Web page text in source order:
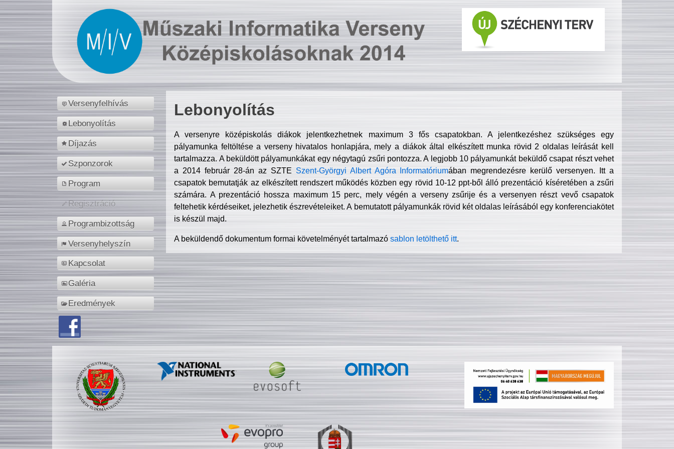
Versenyfelhívás
Lebonyolítás
Díjazás
Szponzorok
Program
Regisztráció
Programbizottság
Versenyhelyszín
Kapcsolat
Galéria
Eredmények
Lebonyolítás
A versenyre középiskolás diákok jelentkezhetnek maximum 3 fős csapatokban. A jelentkezéshez szükséges egy
pályamunka feltöltése a verseny hivatalos honlapjára, mely a diákok által elkészített munka rövid 2 oldalas leírását kell
tartalmazza. A beküldött pályamunkákat egy négytagú zsűri pontozza. A legjobb 10 pályamunkát beküldő csapat részt vehet
a 2014 február 28-án az SZTE Szent-Györgyi Albert Agóra Informatóriumában megrendezésre kerülő versenyen. Itt a
csapatok bemutatják az elkészített rendszert működés közben egy rövid 10-12 ppt-ből álló prezentáció kíséretében a zsűri
számára. A prezentáció hossza maximum 15 perc, mely végén a verseny zsűrije és a versenyen részt vevő csapatok
feltehetik kérdéseiket, jelezhetik észrevételeiket. A bemutatott pályamunkák rövid két oldalas leírásából egy konferenciakötet
is készül majd.
A beküldendő dokumentum formai követelményét tartalmazósablon letölthető itt.